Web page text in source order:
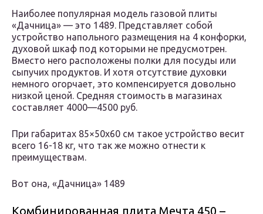
Наиболее популярная модель газовой плиты
«Дачница» — это 1489. Представляет собой
устройство напольного размещения на 4 конфорки,
духовой шкаф под которыми не предусмотрен.
Вместо него расположены полки для посуды или
сыпучих продуктов. И хотя отсутствие духовки
немного огорчает, это компенсируется довольно
низкой ценой. Средняя стоимость в магазинах
составляет 4000—4500 руб.
При габаритах 85×50х60 см такое устройство весит
всего 16-18 кг, что так же можно отнести к
преимуществам.
Вот она, «Дачница» 1489
Комбинированная плита Мечта 450 –